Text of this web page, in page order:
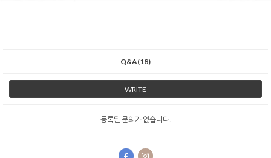
Q&A(18)
WRITE
등록된 문의가 없습니다.